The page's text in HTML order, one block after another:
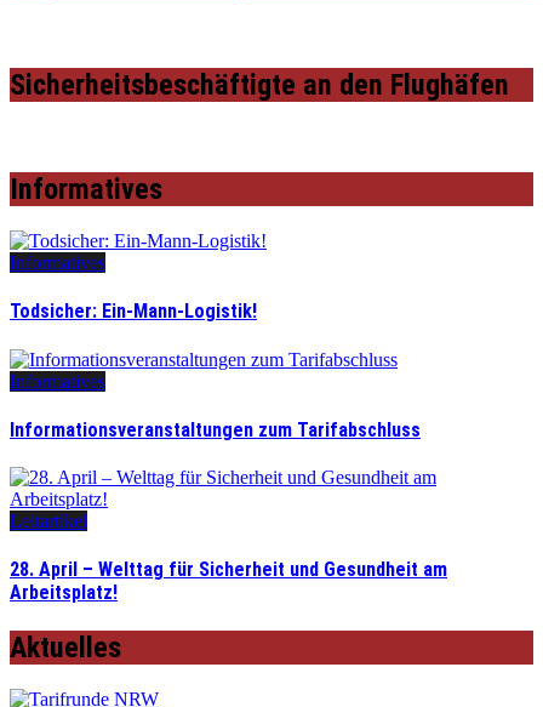
Sicherheitsbeschäftigte an den Flughäfen
Informatives
Informatives
Todsicher: Ein-Mann-Logistik!
Informatives
Informationsveranstaltungen zum Tarifabschluss
Leitartikel
28. April – Welttag für Sicherheit und Gesundheit am
Arbeitsplatz!
Aktuelles